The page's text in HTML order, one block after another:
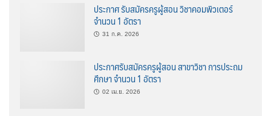
ประกาศ รับสมัครครูผู้สอน วิชาคอมพิวเตอร์
จำนวน 1 อัตรา
31 ก.ค. 2026
ประกาศรับสมัครครูผู้สอน สาขาวิชา การประถม
ศึกษา จำนวน 1 อัตรา
02 เม.ย. 2026